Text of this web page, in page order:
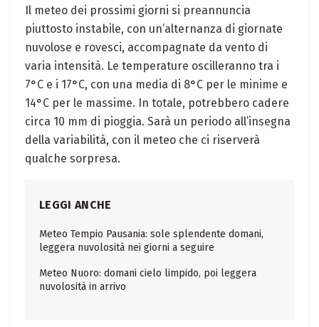
Il meteo dei⁤ prossimi giorni​ si preannuncia
piuttosto instabile, con‌ un’alternanza di ‌giornate
nuvolose e rovesci, accompagnate‌ da vento di‍
varia⁣ intensità. Le temperature oscilleranno tra​ i
7°C e i 17°C, con una media di 8°C per le minime e
14°C per le massime. In‌ totale, potrebbero cadere
circa‍ 10 mm di pioggia. Sarà un periodo all’insegna
della variabilità, con il meteo che ci riserverà
qualche ⁢sorpresa.
LEGGI ANCHE
Meteo Tempio Pausania: sole splendente domani,
leggera nuvolosità nei giorni a seguire
Meteo Nuoro: domani cielo limpido, poi leggera
nuvolosità in arrivo